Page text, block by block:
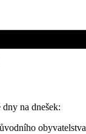
na dnešek:
obyvatelstva